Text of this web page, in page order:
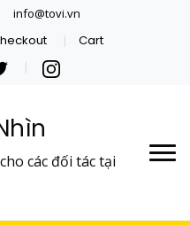
info@tovi.vn
Cart
các đối tác tại